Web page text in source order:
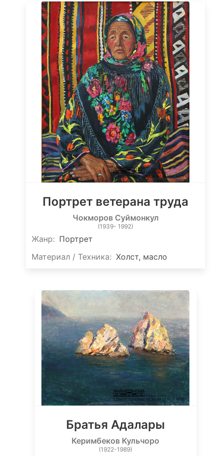
Портрет ветерана труда
Чокморов Суймонкул
(1939- 1992)
Жанр: Портрет
Материал / Техника: Холст, масло
Братья Адалары
Керимбеков Кульчоро
(1922-1989)